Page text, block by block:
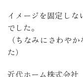
イメージを固定し
でした。
（ちなみにさわや
た）
近代ホーム株式会社